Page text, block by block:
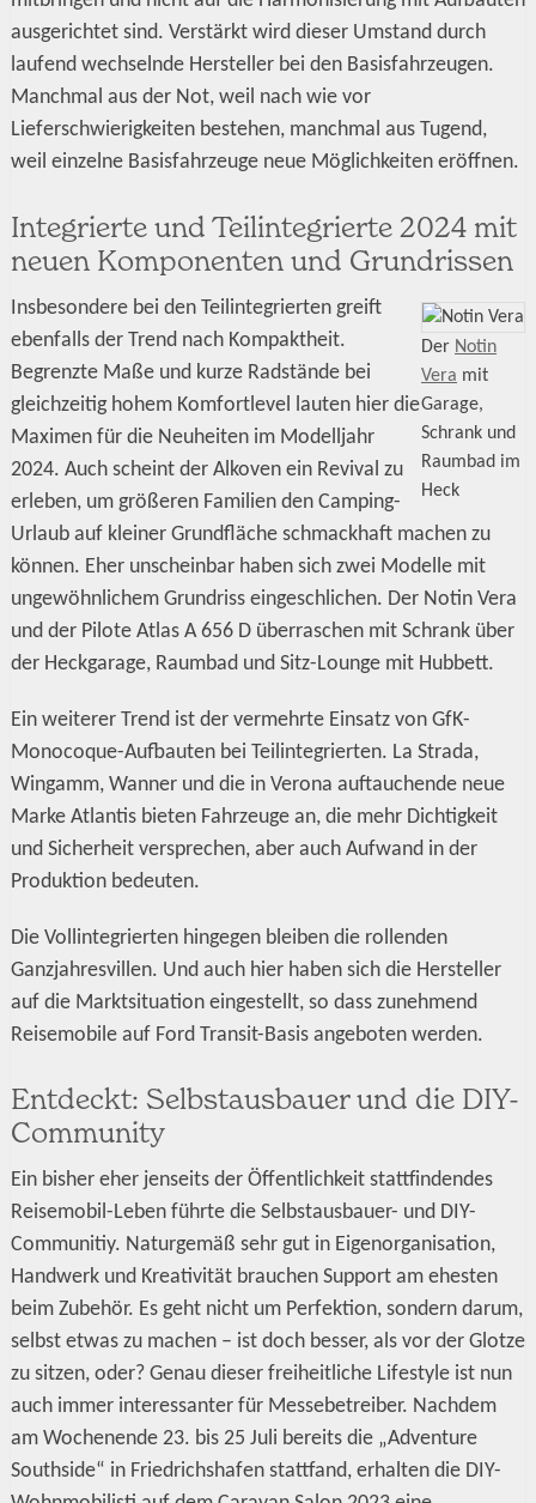
ausgerichtet sind. Verstärkt wird dieser Umstand durch
laufend wechselnde Hersteller bei den Basisfahrzeugen.
Manchmal aus der Not, weil nach wie vor
Lieferschwierigkeiten bestehen, manchmal aus Tugend,
weil einzelne Basisfahrzeuge neue Möglichkeiten eröffnen.
Integrierte und Teilintegrierte 2024 mit
neuen Komponenten und Grundrissen
Der Notin
Vera mit
Garage,
Schrank und
Raumbad im
Heck
Insbesondere bei den Teilintegrierten greift
ebenfalls der Trend nach Kompaktheit.
Begrenzte Maße und kurze Radstände bei
gleichzeitig hohem Komfortlevel lauten hier die
Maximen für die Neuheiten im Modelljahr
2024. Auch scheint der Alkoven ein Revival zu
erleben, um größeren Familien den Camping-
Urlaub auf kleiner Grundfläche schmackhaft machen zu
können. Eher unscheinbar haben sich zwei Modelle mit
ungewöhnlichem Grundriss eingeschlichen. Der Notin Vera
und der Pilote Atlas A 656 D überraschen mit Schrank über
der Heckgarage, Raumbad und Sitz-Lounge mit Hubbett.
Ein weiterer Trend ist der vermehrte Einsatz von GfK-
Monocoque-Aufbauten bei Teilintegrierten. La Strada,
Wingamm, Wanner und die in Verona auftauchende neue
Marke Atlantis bieten Fahrzeuge an, die mehr Dichtigkeit
und Sicherheit versprechen, aber auch Aufwand in der
Produktion bedeuten.
Die Vollintegrierten hingegen bleiben die rollenden
Ganzjahresvillen. Und auch hier haben sich die Hersteller
auf die Marktsituation eingestellt, so dass zunehmend
Reisemobile auf Ford Transit-Basis angeboten werden.
Entdeckt: Selbstausbauer und die DIY-
Community
Ein bisher eher jenseits der Öffentlichkeit stattfindendes
Reisemobil-Leben führte die Selbstausbauer- und DIY-
Communitiy. Naturgemäß sehr gut in Eigenorganisation,
Handwerk und Kreativität brauchen Support am ehesten
beim Zubehör. Es geht nicht um Perfektion, sondern darum,
selbst etwas zu machen – ist doch besser, als vor der Glotze
zu sitzen, oder? Genau dieser freiheitliche Lifestyle ist nun
auch immer interessanter für Messebetreiber. Nachdem
am Wochenende 23. bis 25 Juli bereits die „Adventure
Southside“ in Friedrichshafen stattfand, erhalten die DIY-